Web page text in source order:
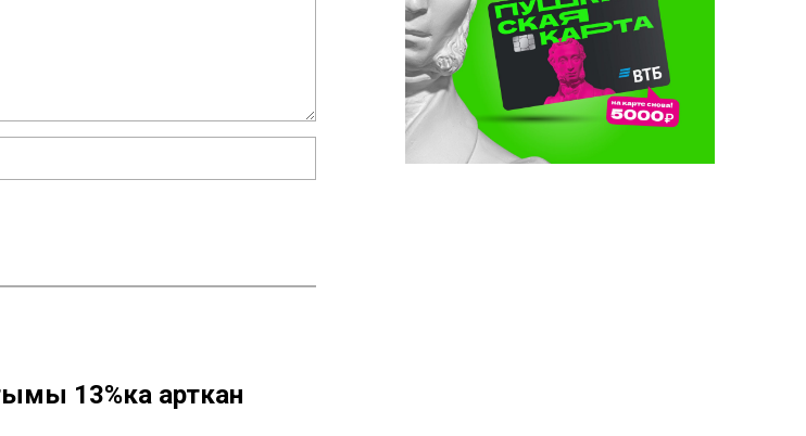
13%ка арткан